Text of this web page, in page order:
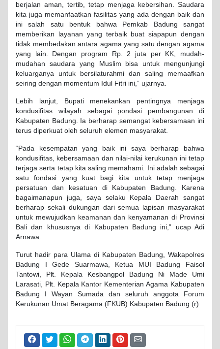
berjalan aman, tertib, tetap menjaga kebersihan. Saudara
kita juga memanfaatkan fasilitas yang ada dengan baik dan
ini salah satu bentuk bahwa Pemkab Badung sangat
memberikan layanan yang terbaik buat siapapun dengan
tidak membedakan antara agama yang satu dengan agama
yang lain. Dengan program Rp. 2 juta per KK, mudah-
mudahan saudara yang Muslim bisa untuk mengunjungi
keluarganya untuk bersilaturahmi dan saling memaafkan
seiring dengan momentum Idul Fitri ini,” ujarnya.
Lebih lanjut, Bupati menekankan pentingnya menjaga
kondusifitas wilayah sebagai pondasi pembangunan di
Kabupaten Badung. Ia berharap semangat kebersamaan ini
terus diperkuat oleh seluruh elemen masyarakat.
“Pada kesempatan yang baik ini saya berharap bahwa
kondusifitas, kebersamaan dan nilai-nilai kerukunan ini tetap
terjaga serta tetap kita saling memahami. Ini adalah sebagai
satu fondasi yang kuat bagi kita untuk tetap menjaga
persatuan dan kesatuan di Kabupaten Badung. Karena
bagaimanapun juga, saya selaku Kepala Daerah sangat
berharap sekali dukungan dari semua lapisan masyarakat
untuk mewujudkan keamanan dan kenyamanan di Provinsi
Bali dan khususnya di Kabupaten Badung ini,” ucap Adi
Arnawa.
Turut hadir para Ulama di Kabupaten Badung, Wakapolres
Badung I Gede Suarmawa, Ketua MUI Badung Faisol
Tantowi, Plt. Kepala Kesbangpol Badung Ni Made Umi
Larasati, Plt. Kepala Kantor Kementerian Agama Kabupaten
Badung I Wayan Sumada dan seluruh anggota Forum
Kerukunan Umat Beragama (FKUB) Kabupaten Badung (r)